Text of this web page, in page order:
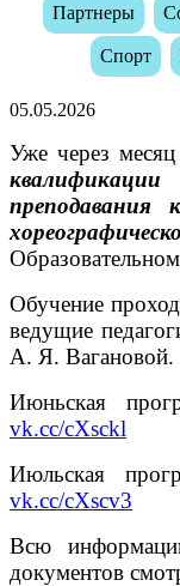
Партнеры
Спорт
05.05.2026
Уже через месяц
преподавания
Обучение
ведущие
А. Я. Вагановой.
Июньская
vk.cc/cXsckl
Июльская
vk.cc/cXscv3
Всю
документов